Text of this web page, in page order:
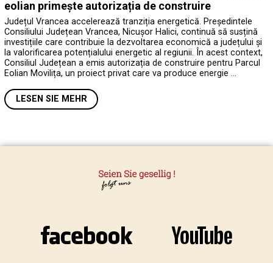
eolian primește autorizația de construire
Județul Vrancea accelerează tranziția energetică. Președintele
Consiliului Județean Vrancea, Nicușor Halici, continuă să susțină
investițiile care contribuie la dezvoltarea economică a județului și
la valorificarea potențialului energetic al regiunii. În acest context,
Consiliul Județean a emis autorizația de construire pentru Parcul
Eolian Movilița, un proiect privat care va produce energie …
LESEN SIE MEHR